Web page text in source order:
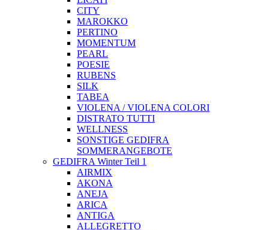
CITY
MAROKKO
PERTINO
MOMENTUM
PEARL
POESIE
RUBENS
SILK
TABEA
VIOLENA / VIOLENA COLORI
DISTRATO TUTTI
WELLNESS
SONSTIGE GEDIFRA
SOMMERANGEBOTE
GEDIFRA Winter Teil 1
AIRMIX
AKONA
ANEJA
ARICA
ANTIGA
ALLEGRETTO